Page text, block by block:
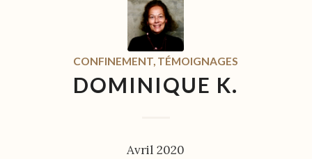
CONFINEMENT, TÉMOIGNAGES
DOMINIQUE K.
Avril 2020